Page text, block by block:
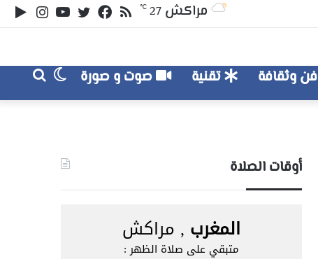
يوتيوبتويتر
فيسبوكملخص
الموقع
مراكش 27
℃
فن وثقافة تقنية صوت و صورة
بحث
عن
الوضع
المظلم
أوقات الصلاة